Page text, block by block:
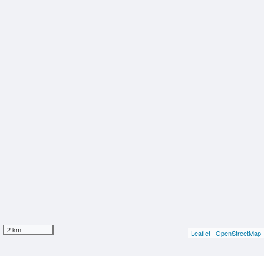
2 km Leaflet | OpenStreetMap